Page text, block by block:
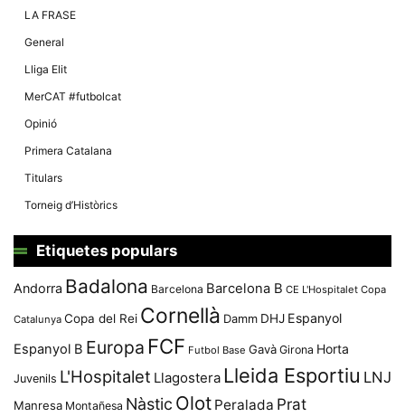
LA FRASE
General
Lliga Elit
MerCAT #futbolcat
Opinió
Primera Catalana
Titulars
Torneig d’Històrics
Etiquetes populars
Andorra Badalona Barcelona Barcelona B CE L'Hospitalet Copa
Catalunya Copa del Rei Cornellà Damm DHJ Espanyol
Espanyol B Europa FCF Futbol Base Gavà Girona Horta
Juvenils L'Hospitalet Llagostera Lleida Esportiu LNJ
Manresa Montañesa Nàstic Olot Peralada Prat